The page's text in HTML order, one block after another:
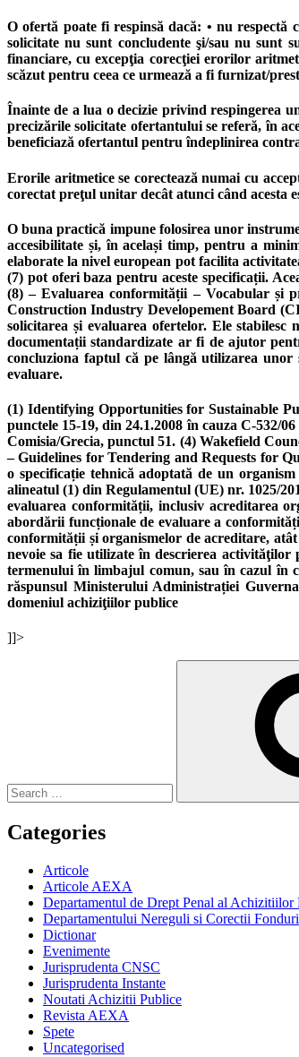
O ofertă poate fi respinsă dacă: • nu
solicitate nu sunt concludente şi/sau nu sunt
financiare, cu excepţia corecţiei erorilor
scăzut pentru ceea ce urmează a fi furnizat/
Înainte de a lua o decizie privind respingerea
precizările solicitate ofertantului se referă, în
beneficiază ofertantul pentru îndeplinirea
Erorile aritmetice se corectează numai cu
corectat preţul unitar decât atunci când acesta
O buna practică impune folosirea unor
accesibilitate și, în același timp, pentru a
elaborate la nivel european pot facilita
(7) pot oferi baza pentru aceste specificații.
(8) – Evaluarea conformității – Vocabular și
Construction Industry Developement Board
solicitarea și evaluarea ofertelor. Ele
documentații standardizate ar fi de ajutor
concluziona faptul că pe lângă utilizarea
evaluare.
(1) Identifying Opportunities for Sustainable
punctele 15-19, din 24.1.2008 în cauza C-532/
Comisia/Grecia, punctul 51. (4) Wakefield
– Guidelines for Tendering and Requests for
o specificație tehnică adoptată de un
alineatul (1) din Regulamentul (UE) nr. 1025/
evaluarea conformității, inclusiv acreditarea
abordării funcționale de evaluare a
conformității și organismelor de acreditare,
nevoie sa fie utilizate în descrierea
termenului în limbajul comun, sau în cazul în
răspunsul Ministerului Administrației
domeniul achiziţiilor publice
]]>
Categories
Articole
Articole AEXA
Departamentul de Drept Penal al Achizitiilor
Departamentului Nereguli si Corectii
Dictionar
Evenimente
Jurisprudenta CNSC
Jurisprudenta Instante
Noutati Achizitii Publice
Revista AEXA
Spete
Uncategorised